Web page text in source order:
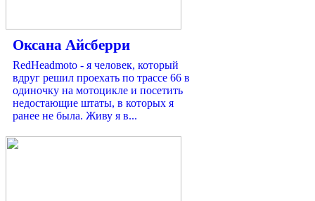
Оксана Айсберри
RedHeadmoto - я человек, который
вдруг решил проехать по трассе 66 в
одиночку на мотоцикле и посетить
недостающие штаты, в которых я
ранее не была. Живу я в...